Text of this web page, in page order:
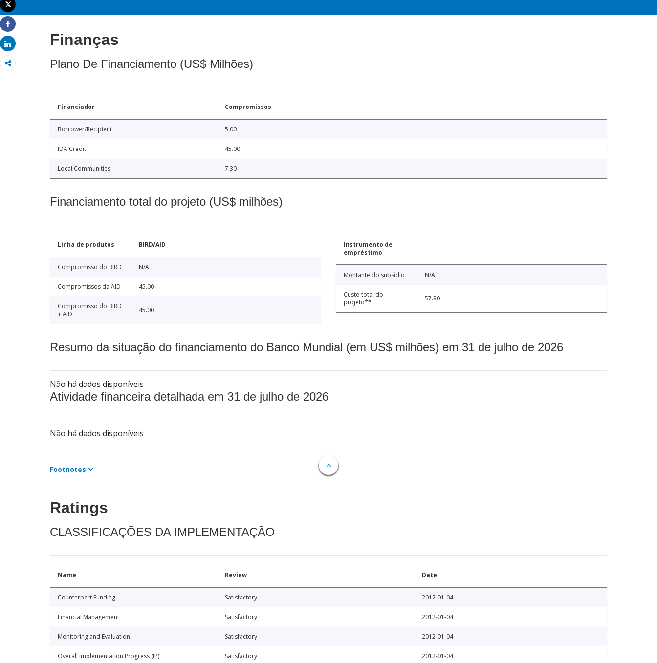
Imprimir
Tweet
Share
Share
Finanças
Plano De Financiamento (US$ Milhões)
Financiador Compromissos
Borrower/Recipient 5.00
IDA Credit 45.00
Local Communities 7.30
Financiamento total do projeto (US$ milhões)
Linha de produtos BIRD/AID
Compromisso do BIRD N/A
Compromissos da AID 45.00
Compromisso do BIRD
+ AID
45.00
Instrumento de
empréstimo
Montante do subsídio N/A
Custo total do
projeto**
57.30
Resumo da situação do financiamento do Banco Mundial (em US$ milhões) em 31 de julho de 2026
Não há dados disponíveis
Atividade financeira detalhada em 31 de julho de 2026
Não há dados disponíveis
Footnotes
Ratings
CLASSIFICAÇÕES DA IMPLEMENTAÇÃO
Name Review Date
Counterpart Funding Satisfactory 2012-01-04
Financial Management Satisfactory 2012-01-04
Monitoring and Evaluation Satisfactory 2012-01-04
Overall Implementation Progress (IP) Satisfactory 2012-01-04